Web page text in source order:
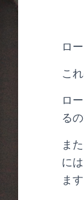
ロ
こ
ロ
る
ま
に
ます